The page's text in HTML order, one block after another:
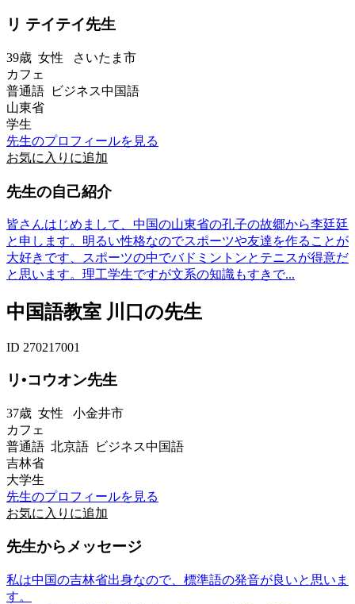
リ テイテイ先生
39歳 女性 さいたま市
カフェ
普通語 ビジネス中国語
山東省
学生
先生のプロフィールを見る
お気に入りに追加
先生の自己紹介
皆さんはじめまして、中国の山東省の孔子の故郷から李廷廷
と申します。明るい性格なのでスポーツや友達を作ることが
大好きです、スポーツの中でバドミントンとテニスが得意だ
と思います。理工学生ですが文系の知識もすきで...
中国語教室 川口の先生
ID 270217001
リ•コウオン先生
37歳 女性 小金井市
カフェ
普通語 北京語 ビジネス中国語
吉林省
大学生
先生のプロフィールを見る
お気に入りに追加
先生からメッセージ
私は中国の吉林省出身なので、標準語の発音が良いと思いま
す。